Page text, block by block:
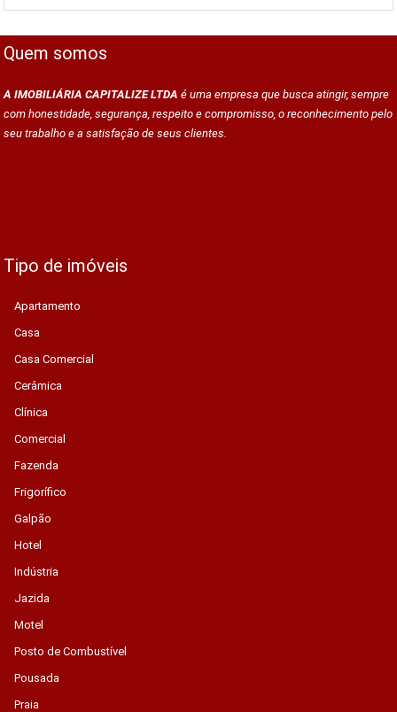
Quem somos
A IMOBILIÁRIA CAPITALIZE LTDA é uma empresa que busca atingir, sempre
com honestidade, segurança, respeito e compromisso, o reconhecimento pelo
seu trabalho e a satisfação de seus clientes.
Tipo de imóveis
Apartamento
Casa
Casa Comercial
Cerâmica
Clínica
Comercial
Fazenda
Frigorífico
Galpão
Hotel
Indústria
Jazida
Motel
Posto de Combustível
Pousada
Praia